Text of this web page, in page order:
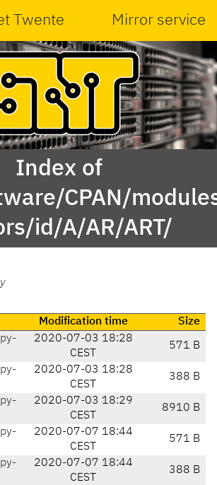
Twente Mirror service
Index of
CPAN/
id/A/AR/ART/
Modification time
Size
2020-07-03 18:28
CEST
571 B
2020-07-03 18:28
CEST
388 B
2020-07-03 18:29
CEST
8910 B
2020-07-07 18:44
CEST
571 B
2020-07-07 18:44
CEST
388 B